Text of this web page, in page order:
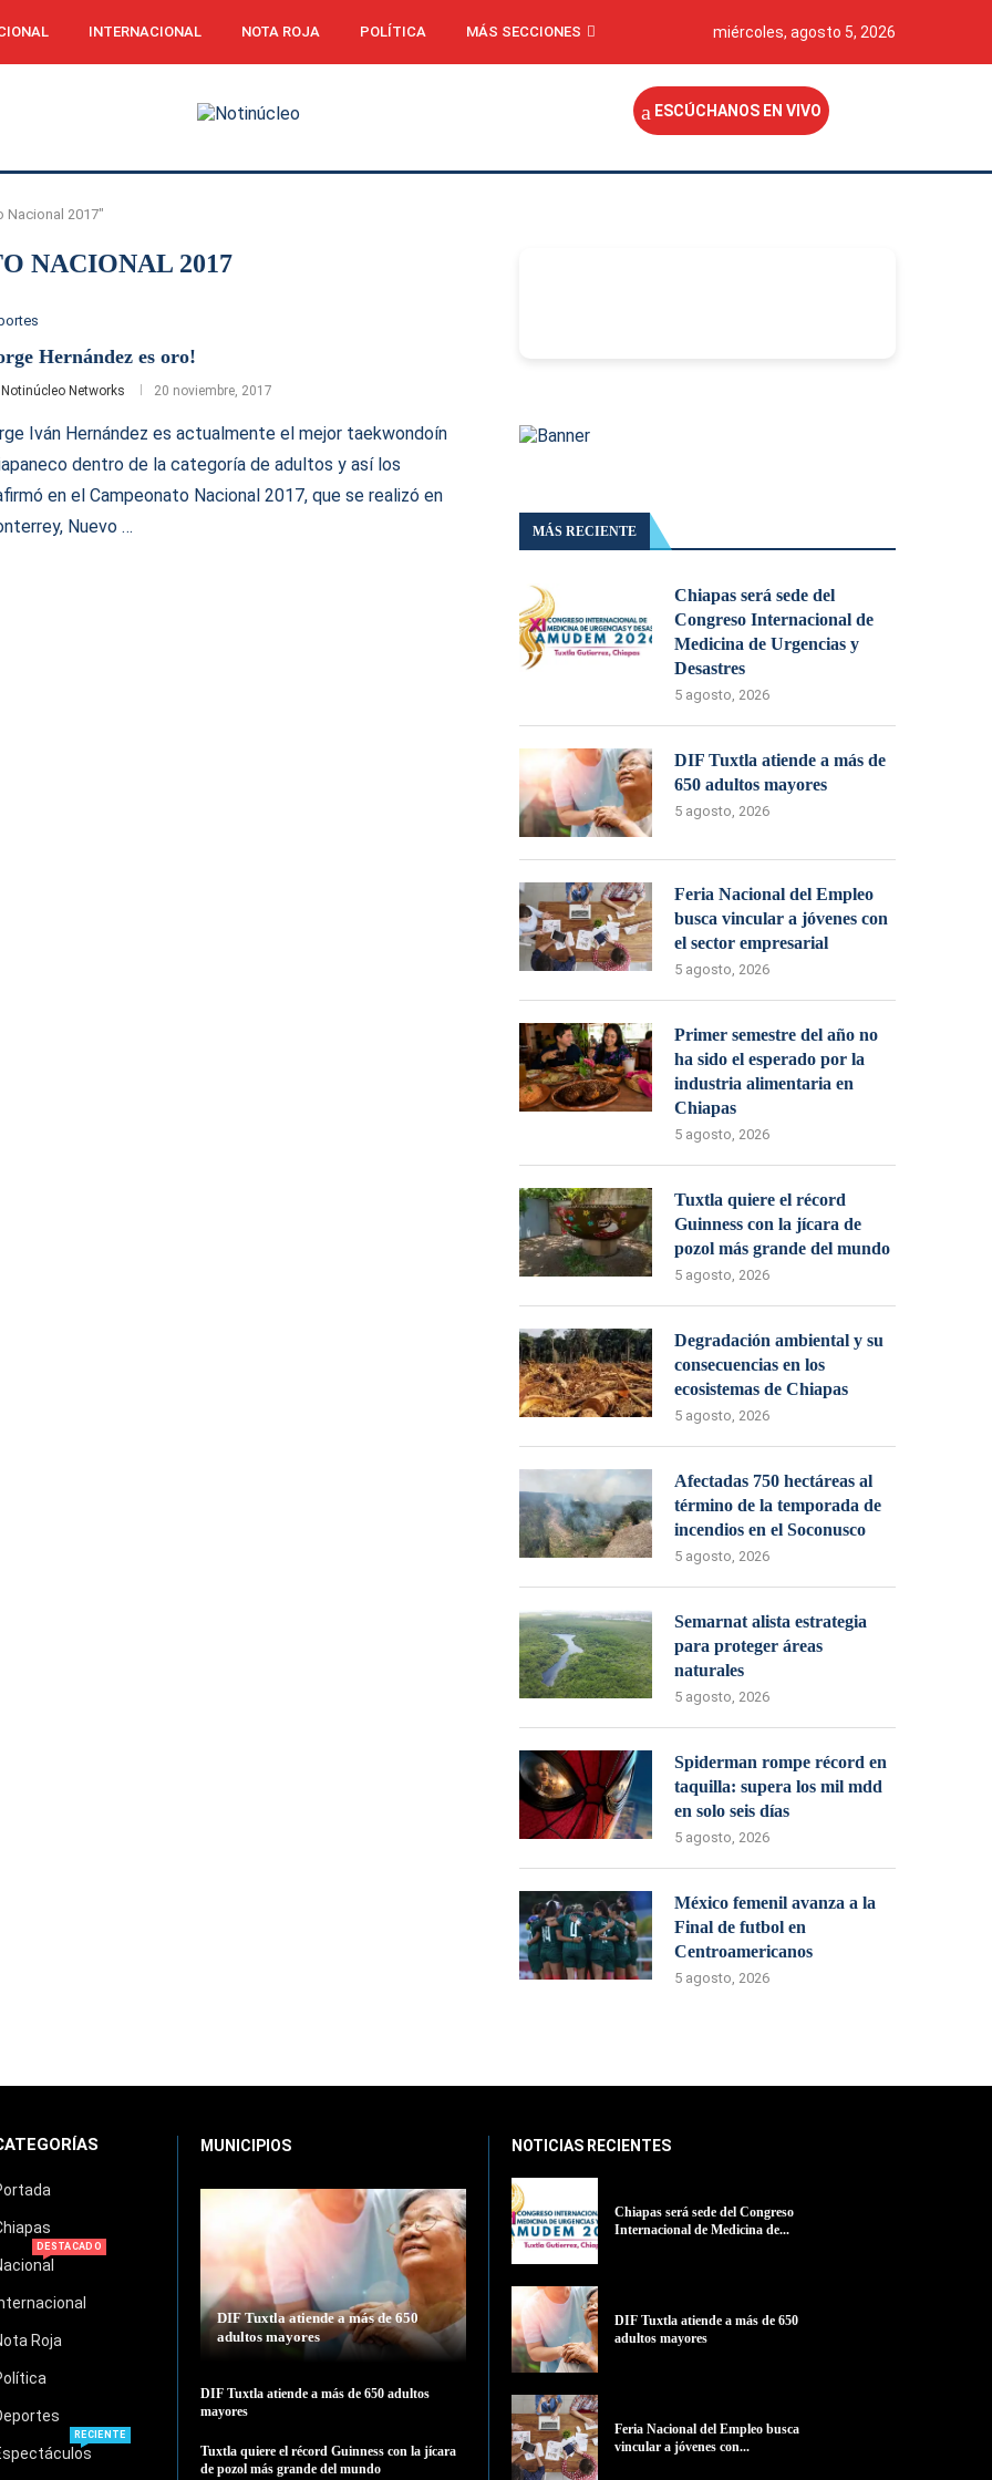
INTERNACIONAL NOTA ROJA POLÍTICA MÁS SECCIONES miércoles, agosto 5, 2026
ESCÚCHANOS EN VIVO
Nacional 2017"
NACIONAL 2017
Hernández es oro!
Notinúcleo Networks 20 noviembre, 2017
Iván Hernández es actualmente el mejor taekwondoín
dentro de la categoría de adultos y así los
en el Campeonato Nacional 2017, que se realizó en
Nuevo …
MÁS RECIENTE
Chiapas será sede del
Congreso Internacional de
Medicina de Urgencias y
Desastres
5 agosto, 2026
DIF Tuxtla atiende a más de
650 adultos mayores
5 agosto, 2026
Feria Nacional del Empleo
busca vincular a jóvenes con
el sector empresarial
5 agosto, 2026
Primer semestre del año no
ha sido el esperado por la
industria alimentaria en
Chiapas
5 agosto, 2026
Tuxtla quiere el récord
Guinness con la jícara de
pozol más grande del mundo
5 agosto, 2026
Degradación ambiental y su
consecuencias en los
ecosistemas de Chiapas
5 agosto, 2026
Afectadas 750 hectáreas al
término de la temporada de
incendios en el Soconusco
5 agosto, 2026
Semarnat alista estrategia
para proteger áreas
naturales
5 agosto, 2026
Spiderman rompe récord en
taquilla: supera los mil mdd
en solo seis días
5 agosto, 2026
México femenil avanza a la
Final de futbol en
Centroamericanos
5 agosto, 2026
DESTACADO
Roja
RECIENTE
MUNICIPIOS
DIF Tuxtla atiende a más de 650
adultos mayores
DIF Tuxtla atiende a más de 650 adultos
mayores
Tuxtla quiere el récord Guinness con la jícara
de pozol más grande del mundo
NOTICIAS RECIENTES
Chiapas será sede del Congreso
Internacional de Medicina de...
DIF Tuxtla atiende a más de 650
adultos mayores
Feria Nacional del Empleo busca
vincular a jóvenes con...